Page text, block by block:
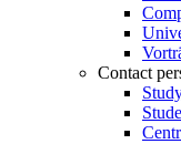
Contact